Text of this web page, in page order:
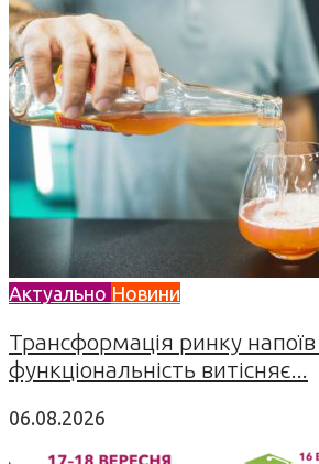
Актуально Новини
Трансформація ринку напоїв
функціональність витісняє...
06.08.2026